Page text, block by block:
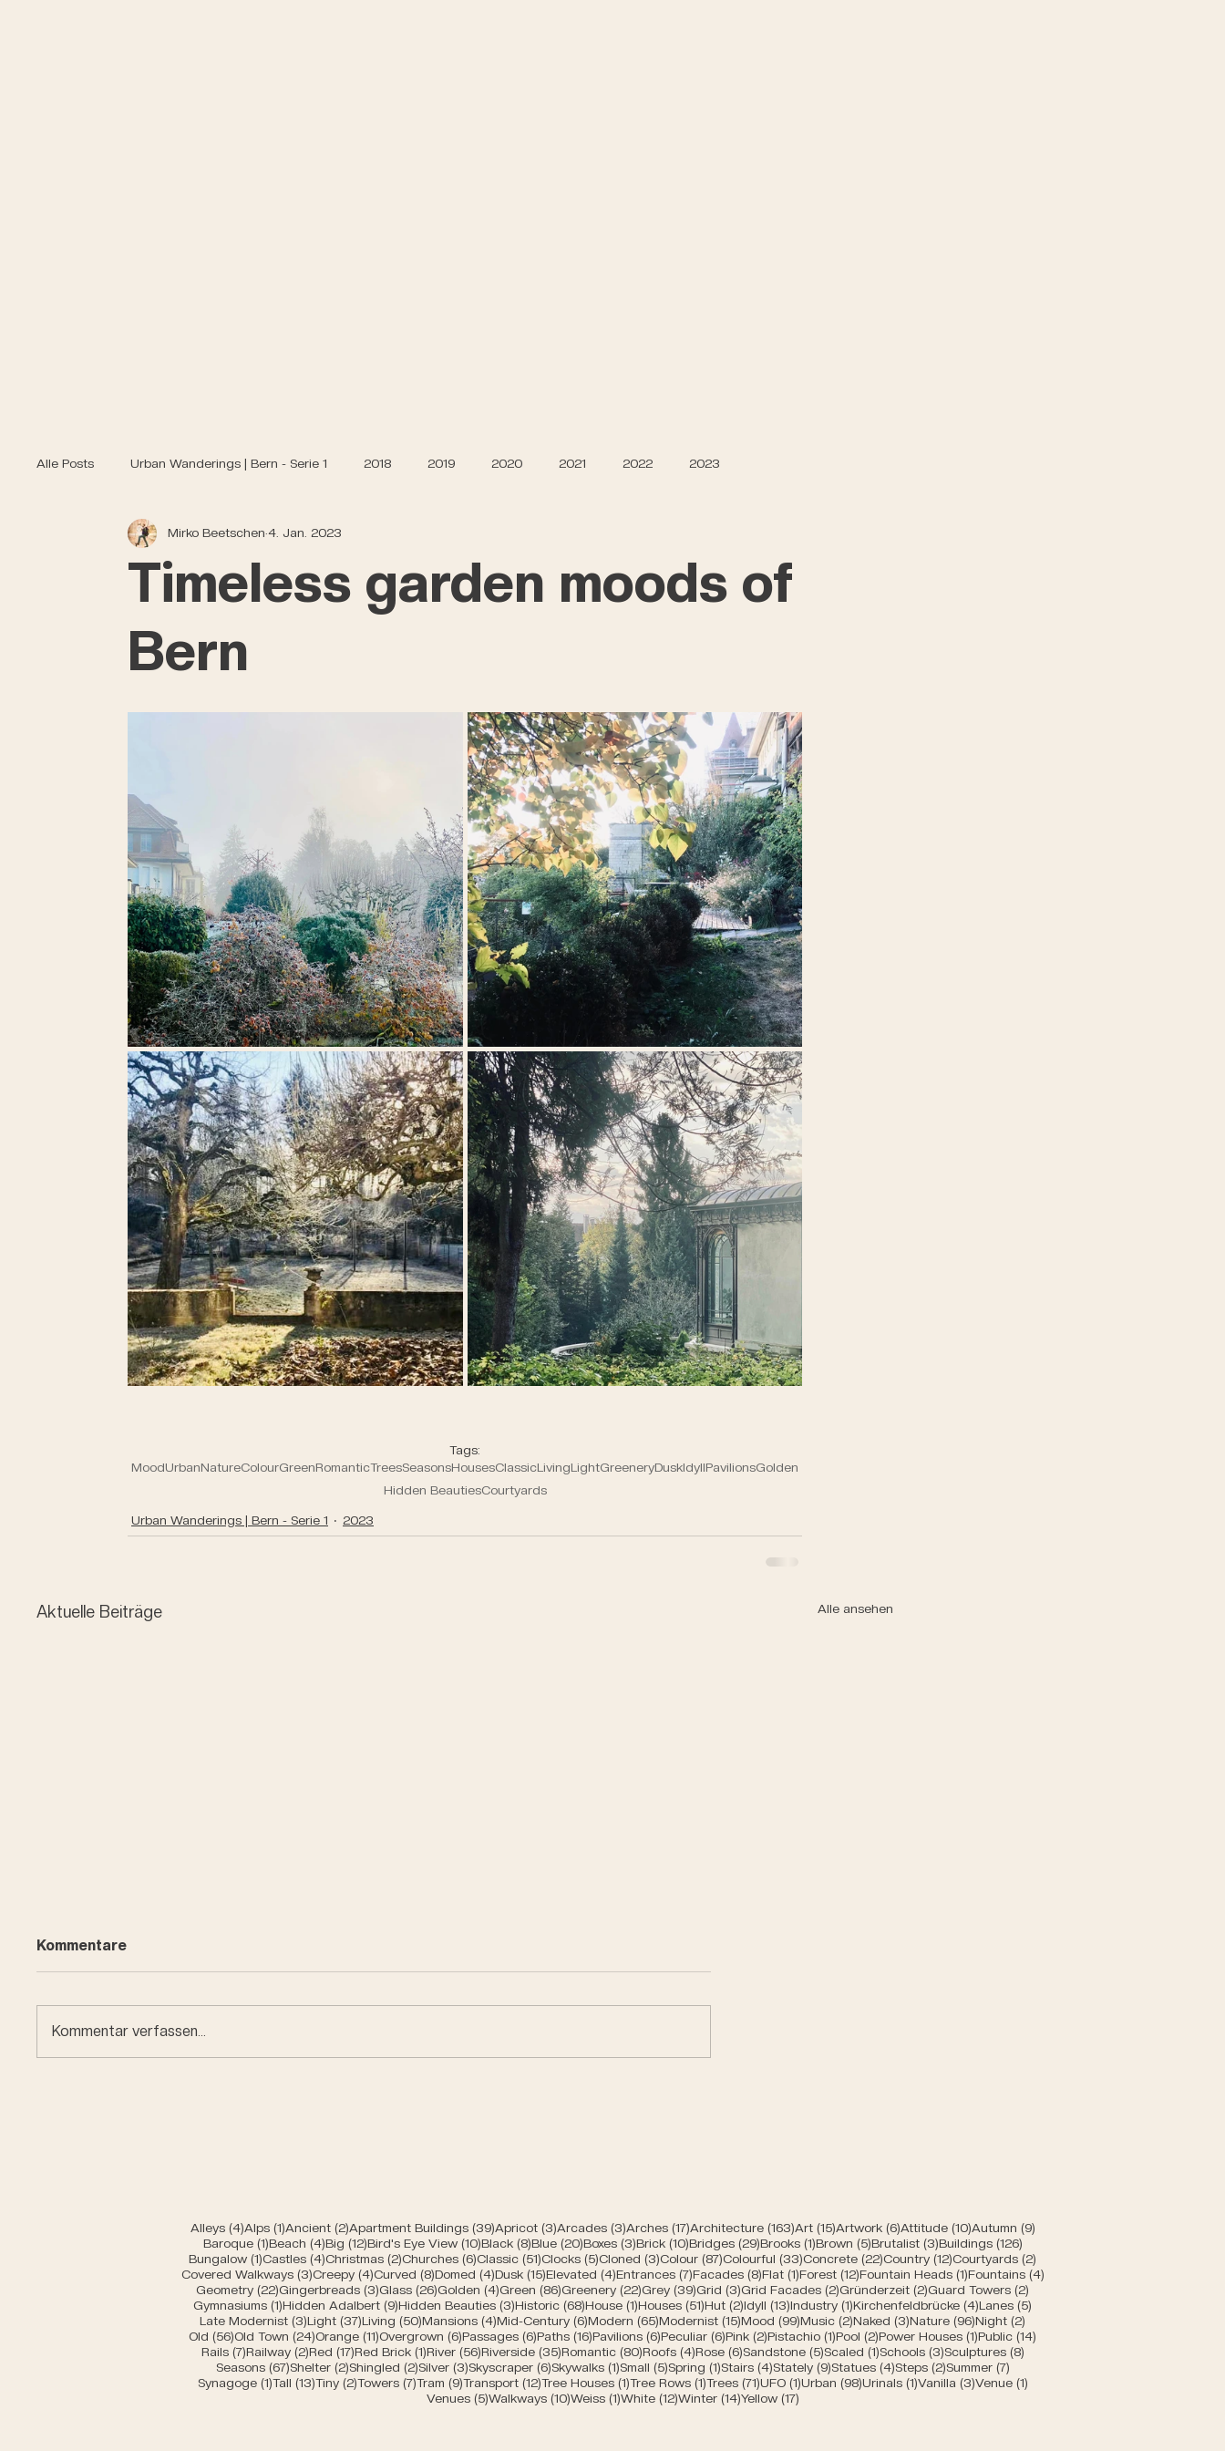
Alle Posts Urban Wanderings | Bern - Serie 1 2018 2019 2020 2021 2022 2023
Timeless garden moods of
Bern
Mirko Beetschen 4. Jan. 2023
Tags:
MoodUrbanNatureColourGreenRomanticTreesSeasonsHousesClassicLivingLightGreeneryDuskIdyllPavilionsGolden
Hidden BeautiesCourtyards
Urban Wanderings | Bern - Serie 1 2023
Aktuelle Beiträge Alle ansehen
Kommentare
Kommentar verfassen...
Alleys (4)4 Beiträge
Alps (1)1 Beitrag
Ancient (2)2 Beiträge
Apartment Buildings (39)39 Beiträge
Apricot (3)3 Beiträge
Arcades (3)3 Beiträge
Arches (17)17 Beiträge
Architecture (163)163 Beiträge
Art (15)15 Beiträge
Artwork (6)6 Beiträge
Attitude (10)10 Beiträge
Autumn (9)9 Beiträge
Baroque (1)1 Beitrag
Beach (4)4 Beiträge
Big (12)12 Beiträge
Bird's Eye View (10)10 Beiträge
Black (8)8 Beiträge
Blue (20)20 Beiträge
Boxes (3)3 Beiträge
Brick (10)10 Beiträge
Bridges (29)29 Beiträge
Brooks (1)1 Beitrag
Brown (5)5 Beiträge
Brutalist (3)3 Beiträge
Buildings (126)126 Beiträge
Bungalow (1)1 Beitrag
Castles (4)4 Beiträge
Christmas (2)2 Beiträge
Churches (6)6 Beiträge
Classic (51)51 Beiträge
Clocks (5)5 Beiträge
Cloned (3)3 Beiträge
Colour (87)87 Beiträge
Colourful (33)33 Beiträge
Concrete (22)22 Beiträge
Country (12)12 Beiträge
Courtyards (2)
Covered Walkways (3)3 Beiträge
Creepy (4)4 Beiträge
Curved (8)8 Beiträge
Domed (4)4 Beiträge
Dusk (15)15 Beiträge
Elevated (4)4 Beiträge
Entrances (7)7 Beiträge
Facades (8)8 Beiträge
Flat (1)1 Beitrag
Forest (12)12 Beiträge
Fountain Heads (1)1 Beitrag
Fountains (4)4 Beiträge
Geometry (22)22 Beiträge
Gingerbreads (3)3 Beiträge
Glass (26)26 Beiträge
Golden (4)4 Beiträge
Green (86)86 Beiträge
Greenery (22)22 Beiträge
Grey (39)39 Beiträge
Grid (3)3 Beiträge
Grid Facades (2)2 Beiträge
Gründerzeit (2)2 Beiträge
Guard Towers (2)
Gymnasiums (1)1 Beitrag
Hidden Adalbert (9)9 Beiträge
Hidden Beauties (3)3 Beiträge
Historic (68)68 Beiträge
House (1)1 Beitrag
Houses (51)51 Beiträge
Hut (2)2 Beiträge
Idyll (13)13 Beiträge
Industry (1)1 Beitrag
Kirchenfeldbrücke (4)4 Beiträge
Lanes (5)
Late Modernist (3)3 Beiträge
Light (37)37 Beiträge
Living (50)50 Beiträge
Mansions (4)4 Beiträge
Mid-Century (6)6 Beiträge
Modern (65)65 Beiträge
Modernist (15)15 Beiträge
Mood (99)99 Beiträge
Music (2)2 Beiträge
Naked (3)3 Beiträge
Nature (96)96 Beiträge
Night (2)
Old (56)56 Beiträge
Old Town (24)24 Beiträge
Orange (11)11 Beiträge
Overgrown (6)6 Beiträge
Passages (6)6 Beiträge
Paths (16)16 Beiträge
Pavilions (6)6 Beiträge
Peculiar (6)6 Beiträge
Pink (2)2 Beiträge
Pistachio (1)1 Beitrag
Pool (2)2 Beiträge
Power Houses (1)1 Beitrag
Public (14)
Rails (7)7 Beiträge
Railway (2)2 Beiträge
Red (17)17 Beiträge
Red Brick (1)1 Beitrag
River (56)56 Beiträge
Riverside (35)35 Beiträge
Romantic (80)80 Beiträge
Roofs (4)4 Beiträge
Rose (6)6 Beiträge
Sandstone (5)5 Beiträge
Scaled (1)1 Beitrag
Schools (3)3 Beiträge
Sculptures (8)8 Beiträge
Seasons (67)67 Beiträge
Shelter (2)2 Beiträge
Shingled (2)2 Beiträge
Silver (3)3 Beiträge
Skyscraper (6)6 Beiträge
Skywalks (1)1 Beitrag
Small (5)5 Beiträge
Spring (1)1 Beitrag
Stairs (4)4 Beiträge
Stately (9)9 Beiträge
Statues (4)4 Beiträge
Steps (2)2 Beiträge
Summer (7)7 Beiträge
Synagoge (1)1 Beitrag
Tall (13)13 Beiträge
Tiny (2)2 Beiträge
Towers (7)7 Beiträge
Tram (9)9 Beiträge
Transport (12)12 Beiträge
Tree Houses (1)1 Beitrag
Tree Rows (1)1 Beitrag
Trees (71)71 Beiträge
UFO (1)1 Beitrag
Urban (98)98 Beiträge
Urinals (1)1 Beitrag
Vanilla (3)3 Beiträge
Venue (1)1 Beitrag
Venues (5)5 Beiträge
Walkways (10)10 Beiträge
Weiss (1)1 Beitrag
White (12)12 Beiträge
Winter (14)14 Beiträge
Yellow (17)17 Beiträge